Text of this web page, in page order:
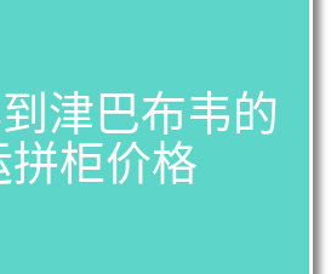
津巴布韦的
拼柜价格